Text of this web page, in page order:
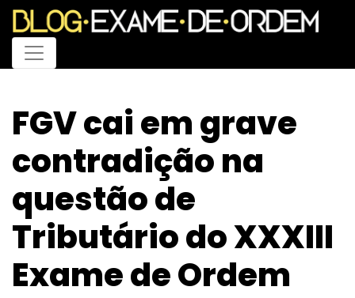
Menu
FGV cai em grave
contradição na
questão de
Tributário do XXXIII
Exame de Ordem